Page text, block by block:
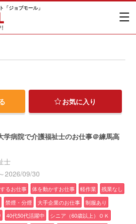
「ジョブモール」
お気に入り
学病院で介護福祉士のお仕事＠練馬高
士
2026/09/30
るお仕事 体を動かすお仕事 軽作業
残業なし
禁煙・分煙 大手企業のお仕事
制服あり
40代50代活躍中
シニア（60歳以上）ＯＫ